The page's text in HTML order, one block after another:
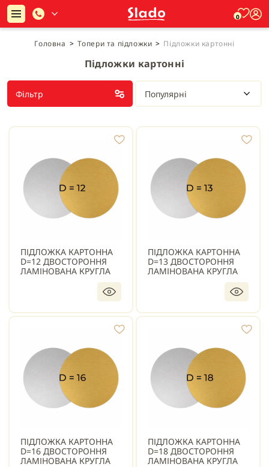
0
Головна > Топери та підложки > Підложки картонні
Підложки картонні
Фільтр Популярні
ПІДЛОЖКА КАРТОННА
D=12 ДВОСТОРОННЯ
ЛАМІНОВАНА КРУГЛА
ПІДЛОЖКА КАРТОННА
D=13 ДВОСТОРОННЯ
ЛАМІНОВАНА КРУГЛА
ПІДЛОЖКА КАРТОННА
D=16 ДВОСТОРОННЯ
ЛАМІНОВАНА КРУГЛА
ПІДЛОЖКА КАРТОННА
D=18 ДВОСТОРОННЯ
ЛАМІНОВАНА КРУГЛА